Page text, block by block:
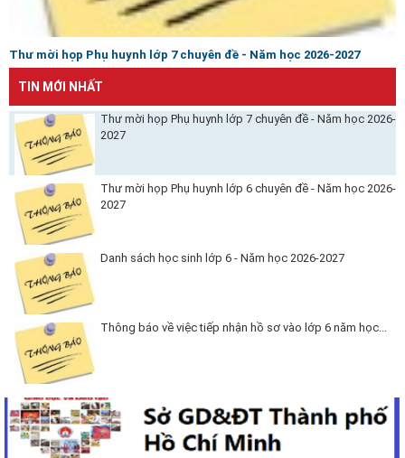
Thư mời họp Phụ huynh lớp 7 chuyên đề - Năm học 2026-2027
TIN MỚI NHẤT
Thư mời họp Phụ huynh lớp 7 chuyên đề - Năm học 2026-
2027
Thư mời họp Phụ huynh lớp 6 chuyên đề - Năm học 2026-
2027
Danh sách học sinh lớp 6 - Năm học 2026-2027
Thông báo về việc tiếp nhận hồ sơ vào lớp 6 năm học...